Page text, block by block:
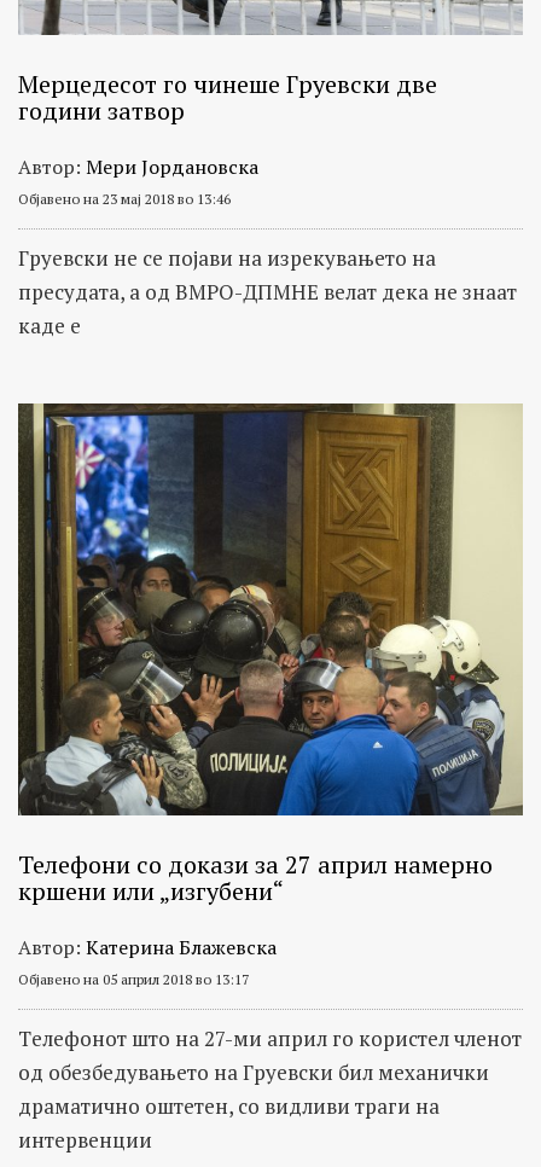
Мерцедесот го чинеше Груевски две
години затвор
Автор: Мери Јордановска
Објавено на 23 мај 2018 во 13:46
Груевски не се појави на изрекувањето на
пресудата, а од ВМРО-ДПМНЕ велат дека не знаат
каде е
Телефони со докази за 27 април намерно
кршени или „изгубени“
Автор: Катерина Блажевска
Објавено на 05 април 2018 во 13:17
Tелефонот што на 27-ми април го користел членот
од обезбедувањето на Груевски бил механички
драматично оштетен, со видливи траги на
интервенции